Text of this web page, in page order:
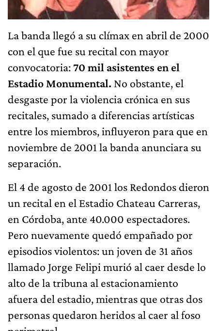
La banda llegó a su clímax en abril de 2000
con el que fue su recital con mayor
convocatoria: 70 mil asistentes en el
Estadio Monumental. No obstante, el
desgaste por la violencia crónica en sus
recitales, sumado a diferencias artísticas
entre los miembros, influyeron para que en
noviembre de 2001 la banda anunciara su
separación.
El 4 de agosto de 2001 los Redondos dieron
un recital en el Estadio Chateau Carreras,
en Córdoba, ante 40.000 espectadores.
Pero nuevamente quedó empañado por
episodios violentos: un joven de 31 años
llamado Jorge Felipi murió al caer desde lo
alto de la tribuna al estacionamiento
afuera del estadio, mientras que otras dos
personas quedaron heridos al caer al foso